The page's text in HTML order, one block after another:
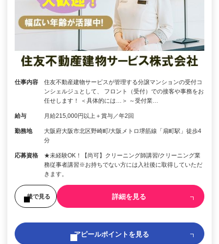
仕事内容
住友不動産建物サービスが管理する分譲マンションの受付コ
ンシェルジュとして、 フロント（受付）での接客や事務をお
任せします！ ＜具体的には…＞ ～受付業…
給与 月給215,000円以上＋賞与／年2回
勤務地
大阪府大阪市北区野崎町/大阪メトロ堺筋線「扇町駅」徒歩4
分
応募資格
★未経験OK！【尚可】クリーニング師講習/クリーニング業
務従事者講習※お持ちでない方には入社後に取得していただ
きます。
後で見る 詳細を見る
アピールポイントを見る